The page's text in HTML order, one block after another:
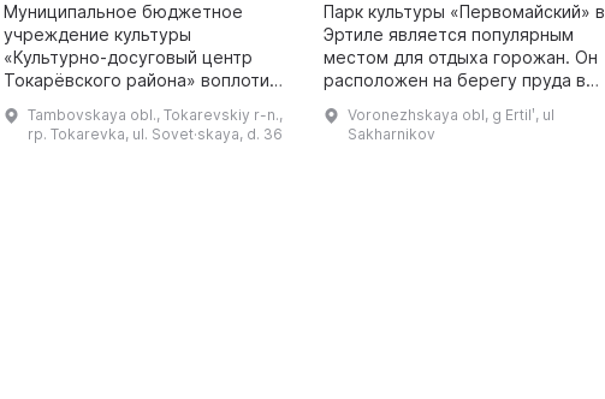
Муниципальное бюджетное
учреждение культуры
«Культурно-досуговый центр
Токарёвского района» воплотило
В. Н. Айдарова, создав в 2007
году музей, который начал
Tambovskaya obl., Tokarevskiy r-n.,
rp. Tokarevka, ul. Sovet·skaya, d. 36
Парк культуры «Первомайский» в
Эртиле является популярным
местом для отдыха горожан. Он
расположен на берегу пруда в
области с населением более 10
Voronezhskaya obl, g Ertilʹ, ul
Sakharnikov